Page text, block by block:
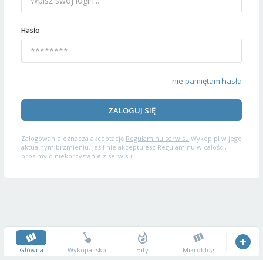
Hasło
nie pamiętam hasła
ZALOGUJ SIĘ
Zalogowanie oznacza akceptację Regulaminu serwisu Wykop.pl w jego
aktualnym brzmieniu. Jeśli nie akceptujesz Regulaminu w całości,
prosimy o niekorzystanie z serwisu.
Główna Wykopalisko Hity Mikroblog